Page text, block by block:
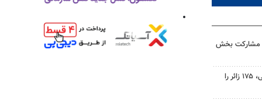
مشارکت بخش
۸۲۵ میلیون تومان کمک مردمی، ۱۷۵ زائر را